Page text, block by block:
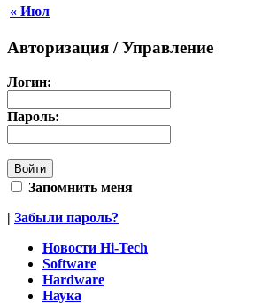
« Июл
Авторизация / Управление
Логин:
Пароль:
Запомнить меня
| Забыли пароль?
Новости Hi-Tech
Software
Hardware
Наука